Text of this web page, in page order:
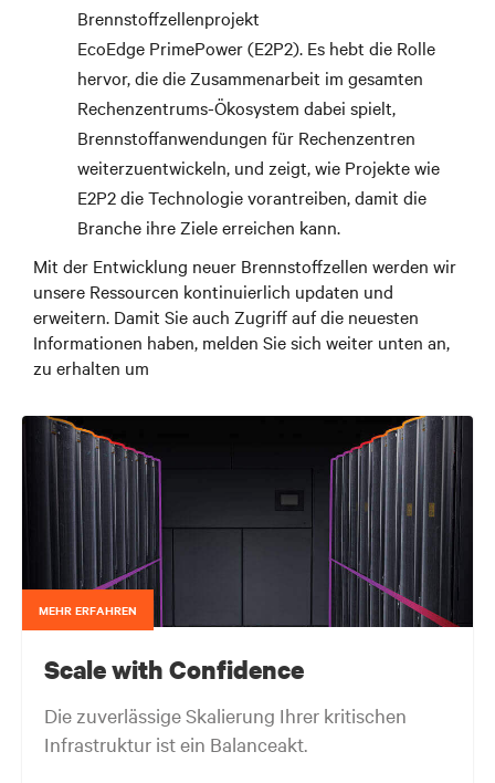
Brennstoffzellenprojekt
EcoEdge PrimePower (E2P2). Es hebt die Rolle
hervor, die die Zusammenarbeit im gesamten
Rechenzentrums-Ökosystem dabei spielt,
Brennstoffanwendungen für Rechenzentren
weiterzuentwickeln, und zeigt, wie Projekte wie
E2P2 die Technologie vorantreiben, damit die
Branche ihre Ziele erreichen kann.
Mit der Entwicklung neuer Brennstoffzellen werden wir
unsere Ressourcen kontinuierlich updaten und
erweitern. Damit Sie auch Zugriff auf die neuesten
Informationen haben, melden Sie sich weiter unten an,
zu erhalten um
MEHR ERFAHREN
Scale with Confidence
Die zuverlässige Skalierung Ihrer kritischen
Infrastruktur ist ein Balanceakt.